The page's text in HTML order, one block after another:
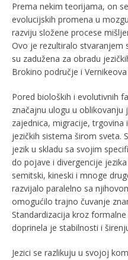
Prema nekim teorijama, on
evolucijskih promena u
razviju složene procese
Ovo je rezultiralo stvaranjem
su zadužena za obradu
Brokino područje i
Pored bioloških i evolutivnih
značajnu ulogu u oblikovanju
zajednica, migracije,
jezičkih sistema širom sveta.
jezik u skladu sa svojim
do pojave i divergencije
semitski, kineski i mnoge
razvijalo paralelno sa
omogućilo trajno čuvanje
Standardizacija kroz
doprinela je stabilnosti i
Jezici se razlikuju u svojoj